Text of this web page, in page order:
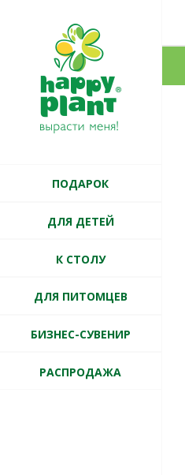
ПОДАРОК
ДЛЯ ДЕТЕЙ
К СТОЛУ
ДЛЯ ПИТОМЦЕВ
БИЗНЕС-СУВЕНИР
РАСПРОДАЖА